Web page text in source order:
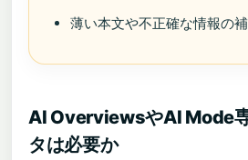
薄い本文や不正確な情報の
AI OverviewsやAI Mode
タは必要か